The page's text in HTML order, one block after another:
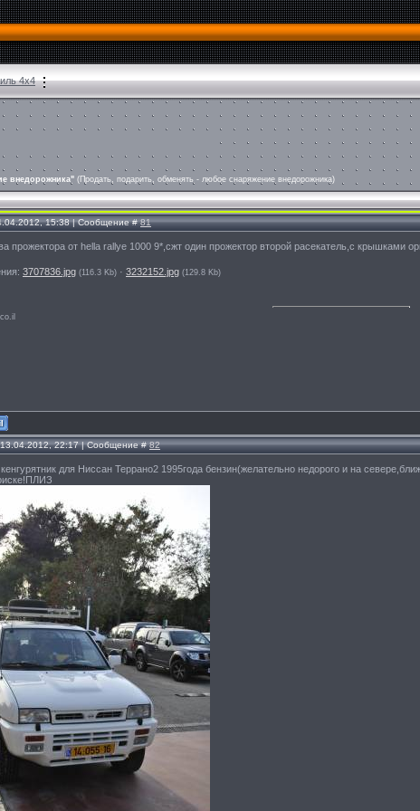
4х4
внедорожника" (Продать, подарить, обменять - любое снаряжение внедорожника)
15:38 | Сообщение #81
прожектора от hella rallye 1000 9*,сжт один прожектор второй расекатель,с крышками
3707836.jpg (116.3 Kb) · 3232152.jpg (129.8 Kb)
22:17 | Сообщение #82
для Ниссан Террано2 1995года бензин(желательно недорого и на